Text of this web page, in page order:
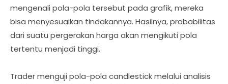
mengenali pola-pola tersebut pada grafik, mereka
bisa menyesuaikan tindakannya. Hasilnya, probabilitas
dari suatu pergerakan harga akan mengikuti pola
tertentu menjadi tinggi.
Trader menguji pola-pola candlestick melalui analisis